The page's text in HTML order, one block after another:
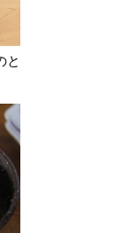
と